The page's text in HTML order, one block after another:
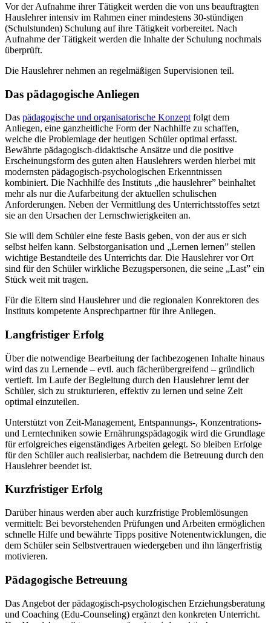
Vor der Aufnahme ihrer Tätigkeit werden die von uns beauftragten
Hauslehrer intensiv im Rahmen einer mindestens 30-stündigen
(Schulstunden) Schulung auf ihre Tätigkeit vorbereitet. Nach
Aufnahme der Tätigkeit werden die Inhalte der Schulung nochmals
überprüft.
Die Hauslehrer nehmen an regelmäßigen Supervisionen teil.
Das pädagogische Anliegen
Das pädagogische und organisatorische Konzept folgt dem
Anliegen, eine ganzheitliche Form der Nachhilfe zu schaffen,
welche die Problemlage der heutigen Schüler optimal erfasst.
Bewährte pädagogisch-didaktische Ansätze und die positive
Erscheinungsform des guten alten Hauslehrers werden hierbei mit
modernsten pädagogisch-psychologischen Erkenntnissen
kombiniert. Die Nachhilfe des Instituts „die hauslehrer” beinhaltet
mehr als nur die Aufarbeitung der aktuellen schulischen
Anforderungen. Neben der Vermittlung des Unterrichtsstoffes setzt
sie an den Ursachen der Lernschwierigkeiten an.
Sie will dem Schüler eine feste Basis geben, von der aus er sich
selbst helfen kann. Selbstorganisation und „Lernen lernen” stellen
wichtige Bestandteile des Unterrichts dar. Die Hauslehrer vor Ort
sind für den Schüler wirkliche Bezugspersonen, die seine „Last” ein
Stück weit mit tragen.
Für die Eltern sind Hauslehrer und die regionalen Konrektoren des
Instituts kompetente Ansprechpartner für ihre Anliegen.
Langfristiger Erfolg
Über die notwendige Bearbeitung der fachbezogenen Inhalte hinaus
wird das zu Lernende – evtl. auch fächerübergreifend – gründlich
vertieft. Im Laufe der Begleitung durch den Hauslehrer lernt der
Schüler, sich zu strukturieren, effektiv zu lernen und seine Zeit
optimal einzuteilen.
Unterstützt von Zeit-Management, Entspannungs-, Konzentrations-
und Lerntechniken sowie Ernährungspädagogik wird die Grundlage
für erfolgreiches eigenständiges Arbeiten gelegt. So bleiben Erfolge
für den Schüler auch realisierbar, nachdem die Betreuung durch den
Hauslehrer beendet ist.
Kurzfristiger Erfolg
Darüber hinaus werden aber auch kurzfristige Problemlösungen
vermittelt: Bei bevorstehenden Prüfungen und Arbeiten ermöglichen
schnelle Hilfe und bewährte Tipps positive Notenentwicklungen, die
dem Schüler sein Selbstvertrauen wiedergeben und ihn längerfristig
motivieren.
Pädagogische Betreuung
Das Angebot der pädagogisch-psychologischen Erziehungsberatung
und Coaching (Edu-Counseling) ergänzt den konkreten Unterricht.